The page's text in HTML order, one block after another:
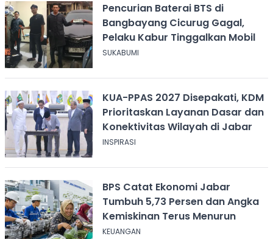
Pencurian Baterai BTS di
Bangbayang Cicurug Gagal,
Pelaku Kabur Tinggalkan Mobil
SUKABUMI
KUA-PPAS 2027 Disepakati, KDM
Prioritaskan Layanan Dasar dan
Konektivitas Wilayah di Jabar
INSPIRASI
BPS Catat Ekonomi Jabar
Tumbuh 5,73 Persen dan Angka
Kemiskinan Terus Menurun
KEUANGAN